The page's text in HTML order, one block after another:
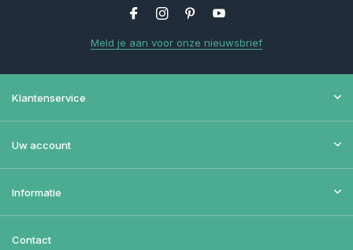
Meld je aan voor onze nieuwsbrief
Klantenservice
Uw account
Informatie
Contact